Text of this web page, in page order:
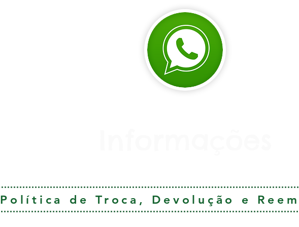
Política de Troca, Devolução e